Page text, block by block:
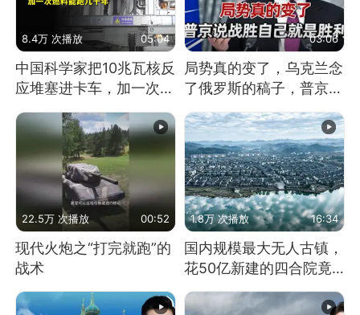
8.4万 次播放 05:04
中国科学家把10兆瓦核反
应堆塞进卡车，加一次燃
03:06
局势真的变了，乌克兰念
了俄罗斯的稿子，普京说
22.5万 次播放 00:52
现代火炮之“打完就跑”的
战术
1.8万 次播放 16:34
国内规模最大无人古镇，
花50亿新建的四合院竟
没人住，发生了啥